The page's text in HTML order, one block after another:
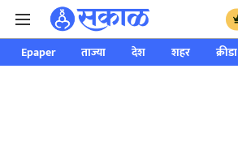
Epaper ताज्या देश शहर क्रीडा